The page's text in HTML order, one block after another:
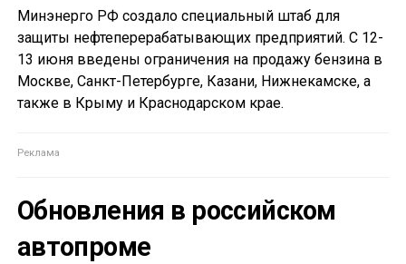
Минэнерго РФ создало специальный штаб для
защиты нефтеперерабатывающих предприятий. С 12-
13 июня введены ограничения на продажу бензина в
Москве, Санкт-Петербурге, Казани, Нижнекамске, а
также в Крыму и Краснодарском крае.
Обновления в российском
автопроме